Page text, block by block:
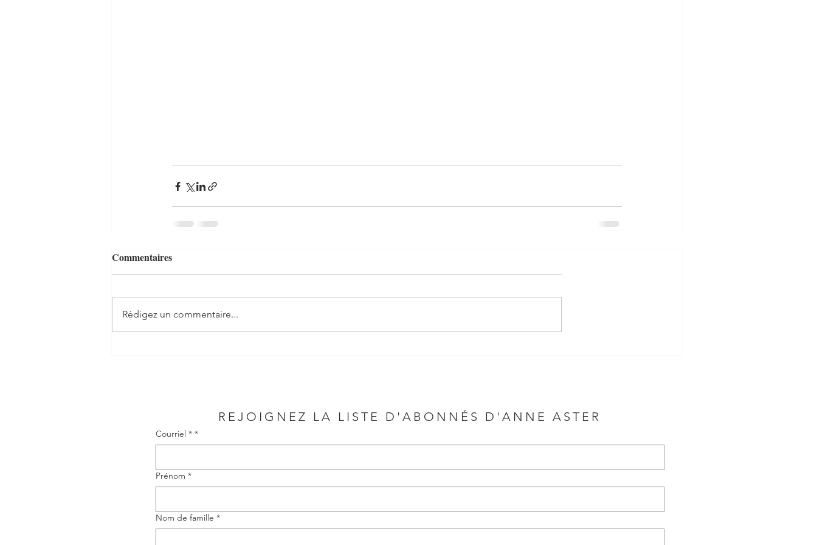
Commentaires
Rédigez un commentaire...
REJOIGNEZ LA LISTE D'ABONNÉS D'ANNE ASTER
Courriel * *
Prénom *
Nom de famille *